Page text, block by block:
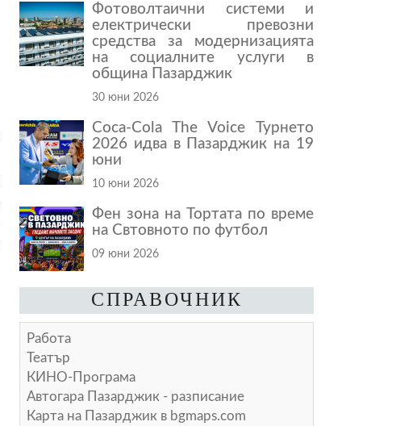
Фотоволтаични системи и
електрически превозни
средства за модернизацията
на социалните услуги в
община Пазарджик
30 юни 2026
Coca-Cola The Voice Турнето
2026 идва в Пазарджик на 19
юни
10 юни 2026
Фен зона на Тортата по време
на Свтовното по футбол
09 юни 2026
СПРАВОЧНИК
Работа
Театър
КИНО-Програма
Автогара Пазарджик - разписание
Карта на Пазарджик в bgmaps.com